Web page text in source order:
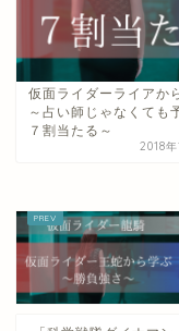
仮面ライダーライアか
～占い師じゃなくても
７割当たる～
2018年